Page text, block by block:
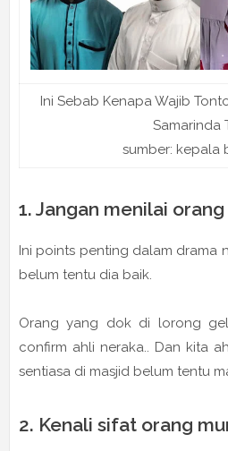
Ini Sebab Kenapa Wajib
Samarinda
sumber: kepala
1. Jangan menilai
Ini points penting dalam drama
belum tentu dia baik.
Orang yang dok di lorong
confirm ahli neraka.. Dan kita
sentiasa di masjid belum tentu
2. Kenali sifat orang